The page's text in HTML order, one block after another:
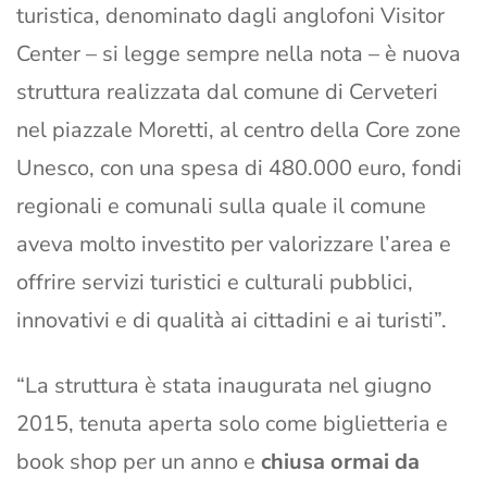
turistica, denominato dagli anglofoni Visitor
Center – si legge sempre nella nota – è nuova
struttura realizzata dal comune di Cerveteri
nel piazzale Moretti, al centro della Core zone
Unesco, con una spesa di 480.000 euro, fondi
regionali e comunali sulla quale il comune
aveva molto investito per valorizzare l’area e
offrire servizi turistici e culturali pubblici,
innovativi e di qualità ai cittadini e ai turisti”.
“La struttura è stata inaugurata nel giugno
2015, tenuta aperta solo come biglietteria e
book shop per un anno e chiusa ormai da